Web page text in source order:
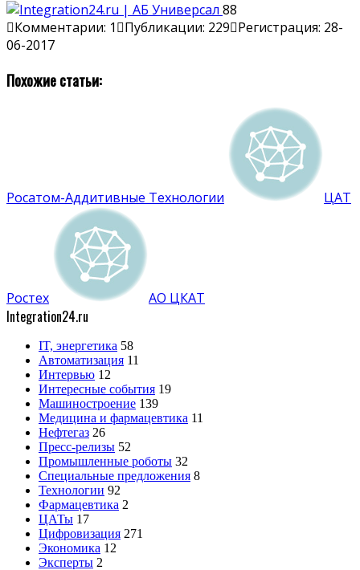
88
Комментарии: 1
Публикации: 229 Регистрация: 28-
06-2017
Похожие статьи:
Росатом-Аддитивные Технологии ЦАТ
Ростех АО ЦКАТ
Integration24.ru
IT, энергетика 58
Автоматизация 11
Интервью 12
Интересные события 19
Машиностроение 139
Медицина и фармацевтика 11
Нефтегаз 26
Пресс-релизы 52
Промышленные роботы 32
Специальные предложения 8
Технологии 92
Фармацевтика 2
ЦАТы 17
Цифровизация 271
Экономика 12
Эксперты 2